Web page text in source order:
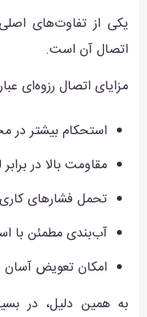
یکی از تفاوت‌های
اتصال آن است.
مزایای اتصال رزوه‌ای
استحکام بیشتر
مقاومت بالا در
تحمل فشارهای کاری
آب‌بندی مطمئن با
امکان تعویض
به همین دلیل، در